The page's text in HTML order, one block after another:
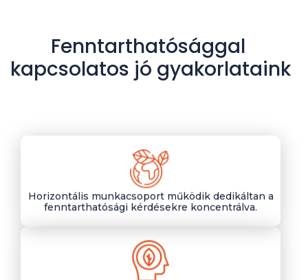
Fenntarthatósággal
kapcsolatos jó gyakorlataink
Horizontális munkacsoport működik dedikáltan a
fenntarthatósági kérdésekre koncentrálva.